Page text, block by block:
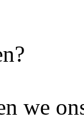
we